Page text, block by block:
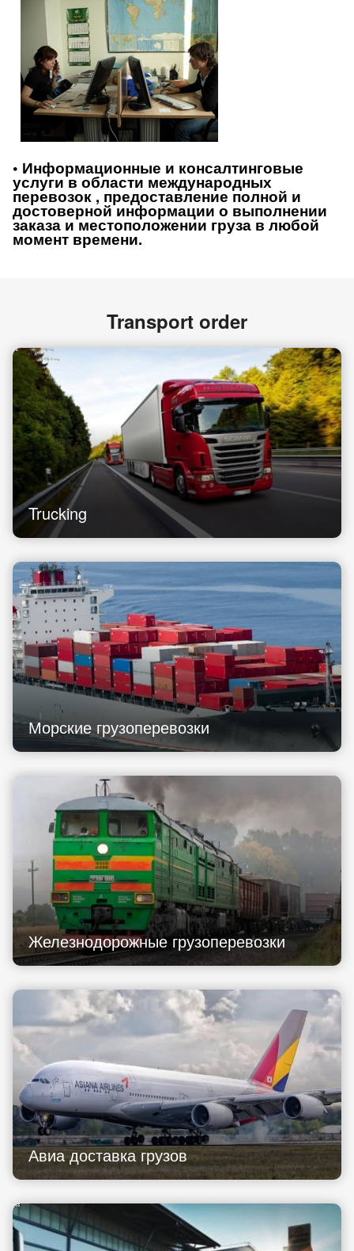
• Информационные и консалтинговые
услуги в области международных
перевозок , предоставление полной и
достоверной информации о выполнении
заказа и местоположении груза в любой
момент времени.
Transport order
Trucking
Морские грузоперевозки
Железнодорожные грузоперевозки
Авиа доставка грузов